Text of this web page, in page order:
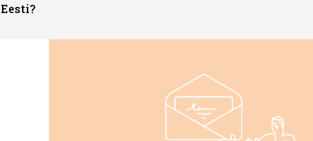
Eesti?